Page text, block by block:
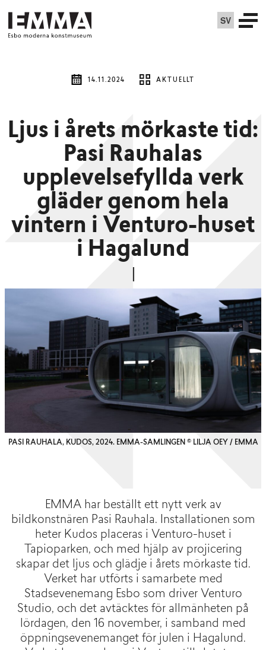
SV
14.11.2024 AKTUELLT
Ljus i årets mörkaste tid:
Pasi Rauhalas
upplevelsefyllda verk
gläder genom hela
vintern i Venturo-huset
i Hagalund
PASI RAUHALA, KUDOS, 2024. EMMA-SAMLINGEN © LILJA OEY / EMMA
EMMA har beställt ett nytt verk av
bildkonstnären Pasi Rauhala. Installationen som
heter Kudos placeras i Venturo-huset i
Tapioparken, och med hjälp av projicering
skapar det ljus och glädje i årets mörkaste tid.
Verket har utförts i samarbete med
Stadsevenemang Esbo som driver Venturo
Studio, och det avtäcktes för allmänheten på
lördagen, den 16 november, i samband med
öppningsevenemanget för julen i Hagalund.